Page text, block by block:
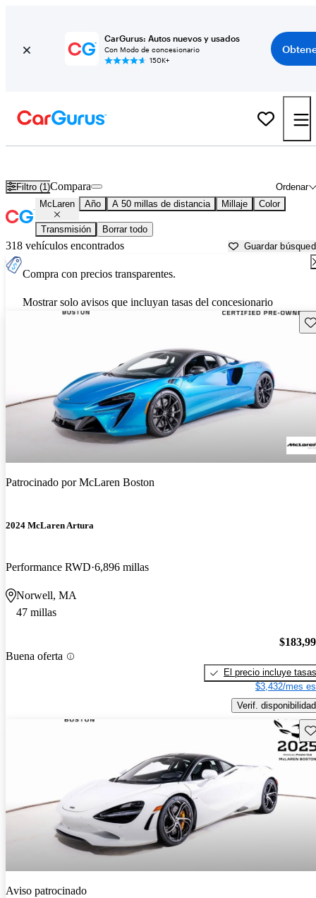
CarGurus: Autos nuevos y usados
Con Modo de concesionario
150K+
Filtro (1) Ordenar
Compara
McLaren Año A 50 millas de distancia Millaje Color
Transmisión Borrar todo
318 vehículos encontrados Guardar
Compra con precios transparentes.
Mostrar solo avisos que incluyan tasas del concesionario
Patrocinado porMcLaren Boston
2024 McLaren Artura
Performance RWD 6,896 millas
Norwell, MA
47 millas
Buena oferta
El precio incluye tasas
$3,432/mes
Verif. disponibilidad
Aviso patrocinado